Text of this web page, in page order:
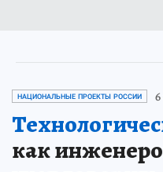
НАЦИОНАЛЬНЫЕ ПРОЕКТЫ РОССИИ
как